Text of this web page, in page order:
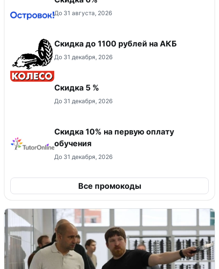
До 31 августа, 2026
Скидка до 1100 рублей на АКБ
До 31 декабря, 2026
Скидка 5 %
До 31 декабря, 2026
Скидка 10% на первую оплату
обучения
До 31 декабря, 2026
Все промокоды